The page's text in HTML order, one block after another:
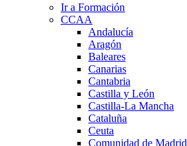
Ir a Formación
CCAA
Andalucía
Aragón
Baleares
Canarias
Cantabria
Castilla y León
Castilla-La Mancha
Cataluña
Ceuta
Comunidad de Madrid